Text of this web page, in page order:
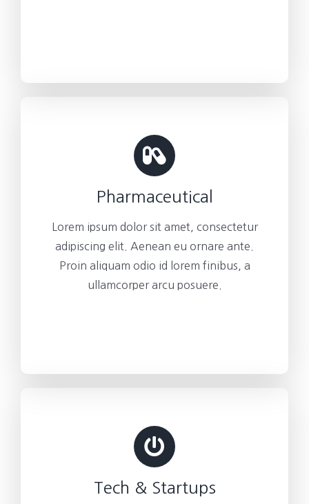
Pharmaceutical
Lorem ipsum dolor sit amet, consectetur
adipiscing elit. Aenean eu ornare ante.
Proin aliquam odio id lorem finibus, a
ullamcorper arcu posuere.
Tech & Startups